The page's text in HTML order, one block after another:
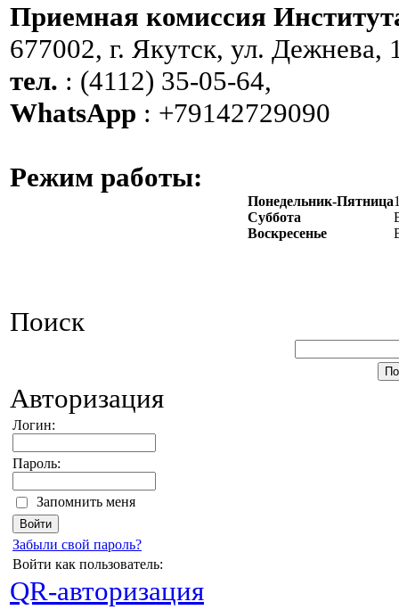
Приемная комиссия
677002, г. Якутск, ул. Дежнева,
тел. : (4112) 35-05-64,
WhatsApp : +79142729090
Режим работы:
Понедельник-Пятница
Суббота
Воскресенье
Поиск
Авторизация
Логин:
Пароль:
Запомнить меня
Забыли свой пароль?
Войти как пользователь:
QR-авторизация